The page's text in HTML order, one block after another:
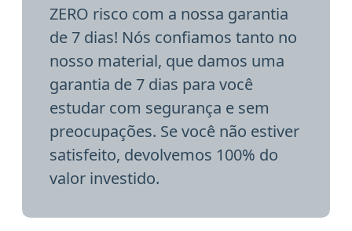
ZERO risco com a nossa garantia
de 7 dias! Nós confiamos tanto no
nosso material, que damos uma
garantia de 7 dias para você
estudar com segurança e sem
preocupações. Se você não estiver
satisfeito, devolvemos 100% do
valor investido.